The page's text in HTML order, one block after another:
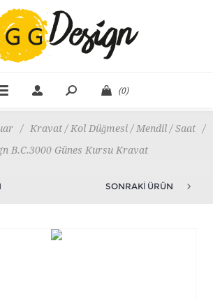
(0)
/ Kravat / Kol Düğmesi / Mendil / Saat
/
B.C.3000 Günes Kursu Kravat
SONRAKI ÜRÜN